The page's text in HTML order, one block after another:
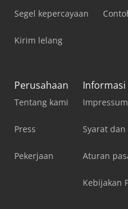
Segel kepercayaan
Kirim lelang
Perusahaan
Tentang kami
Press
Pekerjaan
Impressum
Syarat
Aturan
Kebijakan